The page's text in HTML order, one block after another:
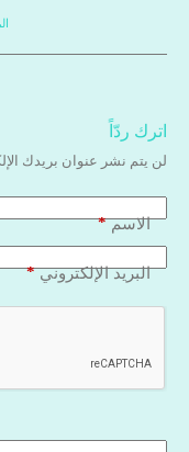
اترك ردّاً
لن يتم نشر عنوان بريدك
الاسم*
البريد الإلكتروني*